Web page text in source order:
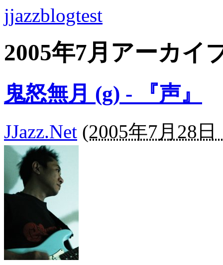
jjazzblogtest
2005年7月アーカイ
鬼怒無月 (g) - 『声』
JJazz.Net (2005年7月28日